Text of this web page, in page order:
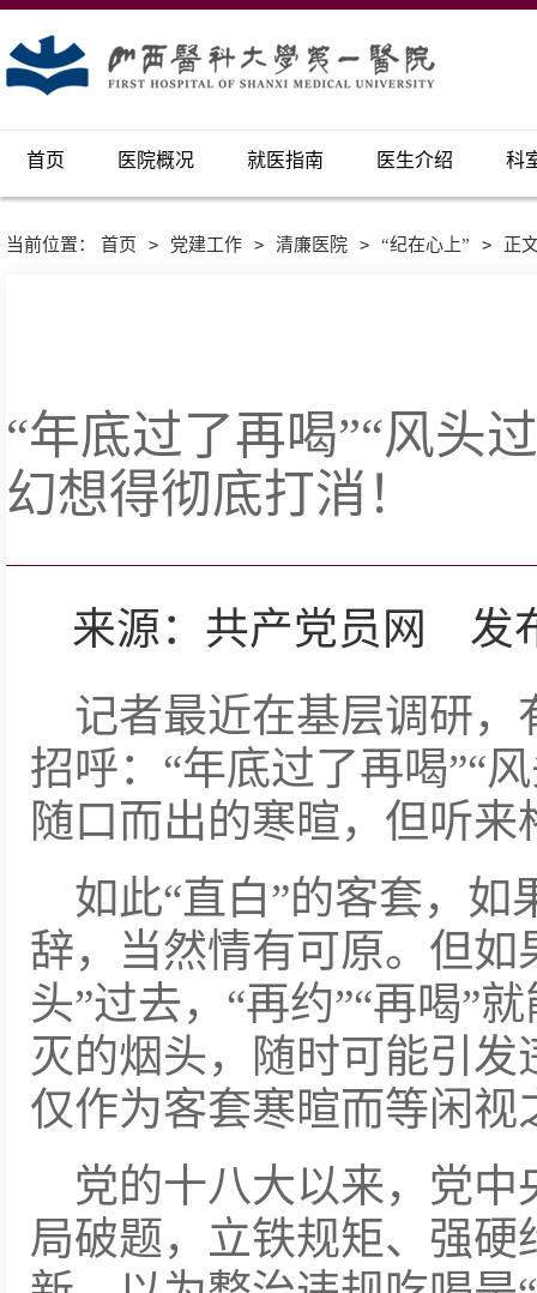
首页 医院概况 就医指南 医生介绍 科
当前位置： 首页 > 党建工作 > 清廉医院 > “纪在心上” > 正
“年底过了再喝”“风头
幻想得彻底打消！
来源：共产党员网 发
记者最近在基层调研
招呼：“年底过了再喝”“
随口而出的寒暄，但听来
如此“直白”的客套，
辞，当然情有可原。但如
头”过去，“再约”“再喝”
灭的烟头，随时可能引发
仅作为客套寒暄而等闲视
党的十八大以来，党中
局破题，立铁规矩、强